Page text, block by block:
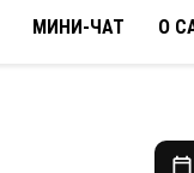
МИНИ-ЧАТ О